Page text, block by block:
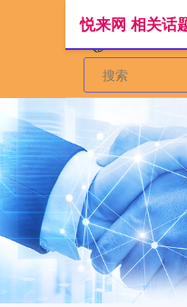
悦来网 相关话